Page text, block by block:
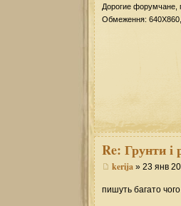
Дорогие форумчане,
Обмеження:
Re: Грунти і
kerija » 23 янв
пишуть багато